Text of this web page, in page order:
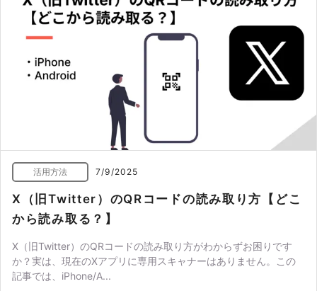
活用方法 7/9/2025
X（旧Twitter）のQRコードの読み取り方【どこ
から読み取る？】
X（旧Twitter）のQRコードの読み取り方がわからずお困りです
か？実は、現在のXアプリに専用スキャナーはありません。この
記事では、iPhone/A...